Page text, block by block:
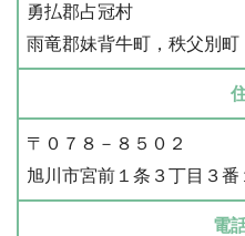
勇払郡占冠村
雨竜郡妹背牛町，秩父別
〒０７８－８５０２
旭川市宮前１条３丁目３
電